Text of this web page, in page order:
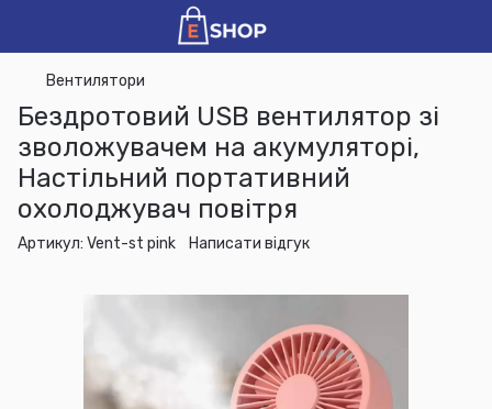
Вентилятори
Бездротовий USB вентилятор зі
зволожувачем на акумуляторі,
Настільний портативний
охолоджувач повітря
Артикул: Vent-st pink Написати відгук